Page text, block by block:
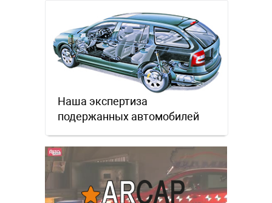
Наша экспертиза
подержанных автомобилей